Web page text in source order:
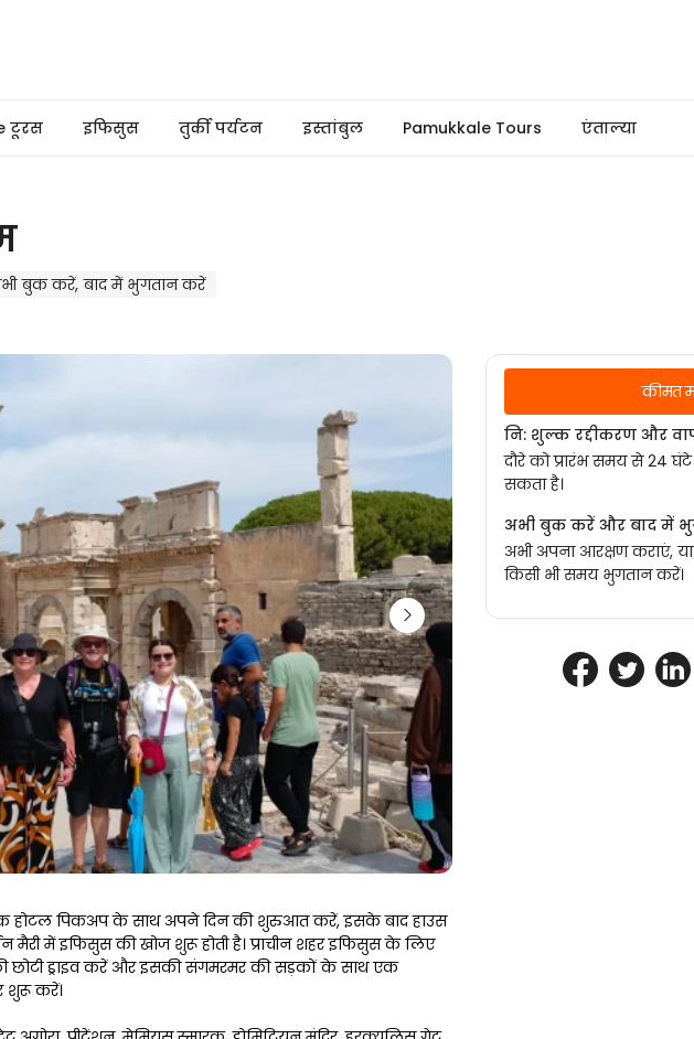
टूरस इफिसुस तुर्की पर्यटन इस्तांबुल Pamukkale Tours एंताल्या
बुक करें, बाद में भुगतान करें
होटल पिकअप के साथ अपने दिन की शुरुआत करें, इसके बाद हाउस
मैरी में इफिसुस की खोज शुरू होती है। प्राचीन शहर इफिसुस के लिए
छोटी ड्राइव करें और इसकी संगमरमर की सड़कों के साथ एक
शुरू करें।
कीमत
नि: शुल्क रद्दीकरण और
दौरे को प्रारंभ समय से 24
सकता है।
अभी बुक करें और बाद में
अभी अपना आरक्षण कराएं,
किसी भी समय भुगतान करें।